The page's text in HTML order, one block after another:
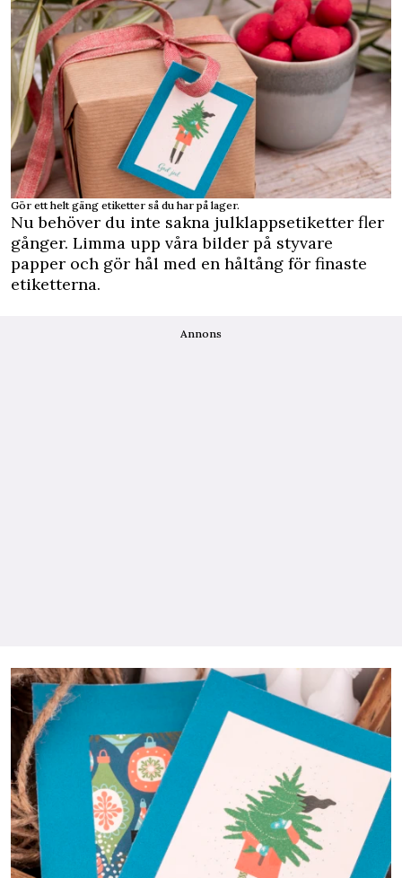
Gör ett helt gäng etiketter så du har på lager.
Nu behöver du inte sakna julklappsetiketter fler
gånger. Limma upp våra bilder på styvare
papper och gör hål med en håltång för finaste
etiketterna.
Annons